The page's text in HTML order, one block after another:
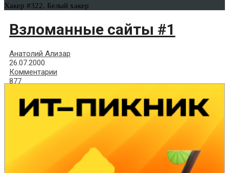
Хакер #322. Белый хакер
Взломанные сайты #1
Анатолий Ализар
26.07.2000
Комментарии
877